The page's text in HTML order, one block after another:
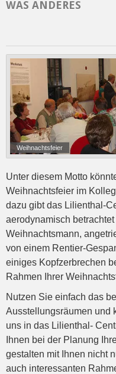
WAS ANDERES
Weihnachtsfeier
Unter diesem Motto
Weihnachtsfeier im
dazu gibt das Lilienthal-
aerodynamisch
Weihnachtsmann,
von einem Rentier-
einiges Kopfzerbrechen
Rahmen Ihrer
Nutzen Sie einfach das
Ausstellungsräumen und
uns in das Lilienthal-
Ihnen bei der Planung
gestalten mit Ihnen nicht
auch interessanten